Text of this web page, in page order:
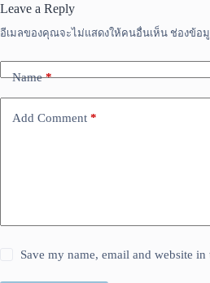
Leave a Reply
อีเมลของคุณจะไม่แสดงให้คนอื่นเห็น ช่องข้อ
Name*
Add Comment *
Save my name, email and website